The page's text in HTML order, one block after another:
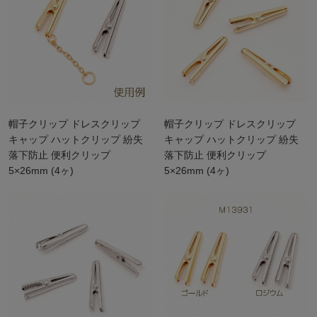
帽子クリップ ドレスクリップ
キャップ ハットクリップ 紛失
落下防止 便利クリップ
5×26mm (4ヶ)
帽子クリップ ドレスクリップ
キャップ ハットクリップ 紛失
落下防止 便利クリップ
5×26mm (4ヶ)